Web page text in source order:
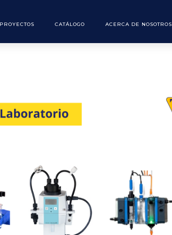
PROYECTOS CATÁLOGO ACERCA DE NOSOTROS